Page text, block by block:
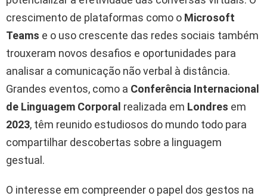
crescimento de plataformas como o Microsoft
Teams e o uso crescente das redes sociais também
trouxeram novos desafios e oportunidades para
analisar a comunicação não verbal à distância.
Grandes eventos, como a Conferência Internacional
de Linguagem Corporal realizada em Londres em
2023, têm reunido estudiosos do mundo todo para
compartilhar descobertas sobre a linguagem
gestual.
O interesse em compreender o papel dos gestos na